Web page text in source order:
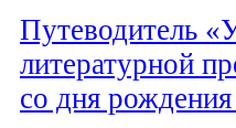
Путеводитель
литературной
со дня рождения